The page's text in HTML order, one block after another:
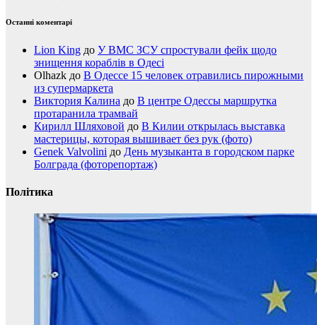
Останні коментарі
Lion King до У ВМС ЗСУ спростували фейк щодо
знищення кораблів в Одесі
Olhazk до В Одессе 15 человек отравились пирожными
из супермаркета
Виктория Калина до В центре Одессы маршрутка
протаранила трамвай
Кирилл Шляховой до В Килии открылась выставка
мастерицы, которая вышивает без рук (фото)
Genek Valvolini до День музыканта в городском парке
Болграда (фоторепортаж)
Політика